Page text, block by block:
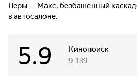
Леры — Макс, безбашенный
в автосалоне.
форсаж, который заканчивает
торможением. В результате удара
Кинопоиск
5.9 9 139